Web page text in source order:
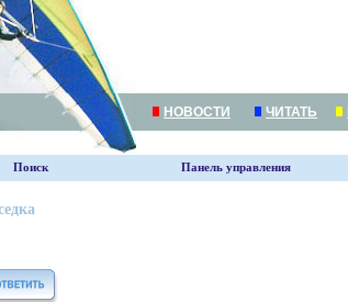
НОВОСТИ ЧИТАТЬ
Поиск Панель управления